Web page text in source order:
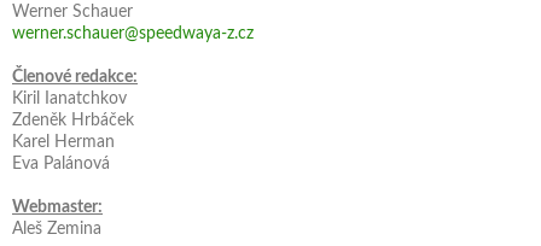
Werner Schauer
werner.schauer@speedwaya-z.cz
Členové redakce:
Kiril Ianatchkov
Zdeněk Hrbáček
Karel Herman
Eva Palánová
Webmaster:
Aleš Zemina